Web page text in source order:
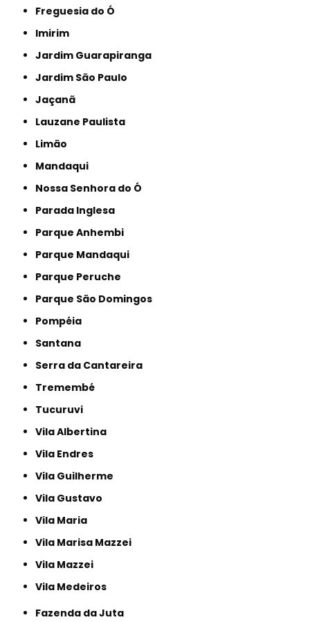
Freguesia do Ó
Imirim
Jardim Guarapiranga
Jardim São Paulo
Jaçanã
Lauzane Paulista
Limão
Mandaqui
Nossa Senhora do Ó
Parada Inglesa
Parque Anhembi
Parque Mandaqui
Parque Peruche
Parque São Domingos
Pompéia
Santana
Serra da Cantareira
Tremembé
Tucuruvi
Vila Albertina
Vila Endres
Vila Guilherme
Vila Gustavo
Vila Maria
Vila Marisa Mazzei
Vila Mazzei
Vila Medeiros
Fazenda da Juta